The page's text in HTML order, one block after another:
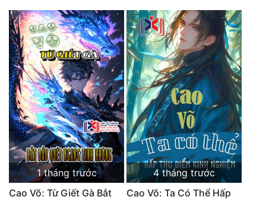
Xuyên Thư
Điền Văn
Đô Thị
Đông Phương
Đông Phương Huyền Huyễn
Đồng Nhân
Cẩu Đạo Trường Sinh
1 tháng trước
Cao Võ: Từ Giết Gà Bắt
4 tháng trước
Cao Võ: Ta Có Thể Hấp